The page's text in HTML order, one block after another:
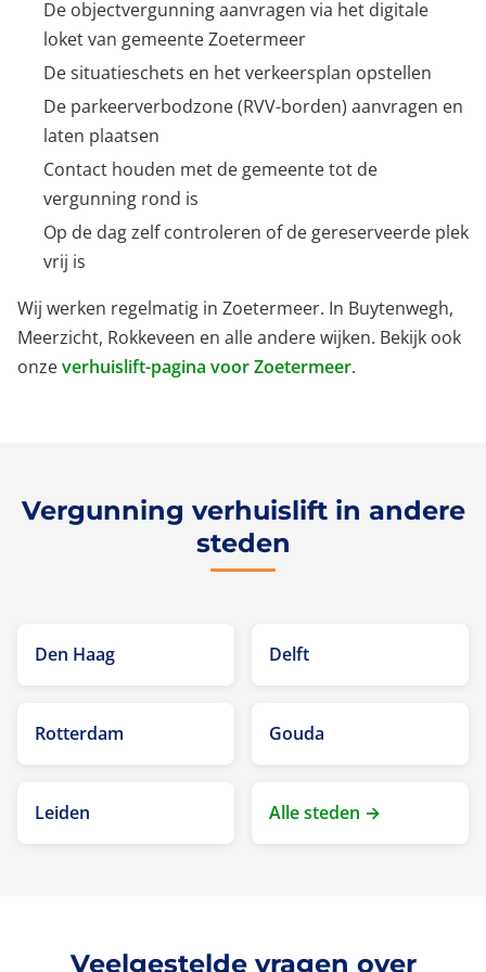
De objectvergunning aanvragen via het digitale
loket van gemeente Zoetermeer
De situatieschets en het verkeersplan opstellen
De parkeerverbodzone (RVV-borden) aanvragen en
laten plaatsen
Contact houden met de gemeente tot de
vergunning rond is
Op de dag zelf controleren of de gereserveerde plek
vrij is
Wij werken regelmatig in Zoetermeer. In Buytenwegh,
Meerzicht, Rokkeveen en alle andere wijken. Bekijk ook
onzeverhuislift-pagina voor Zoetermeer.
Vergunning verhuislift in andere
steden
Den Haag Delft
Rotterdam Gouda
Leiden Alle steden →
Veelgestelde vragen over